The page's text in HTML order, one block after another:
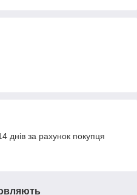
днів за рахунок покупця